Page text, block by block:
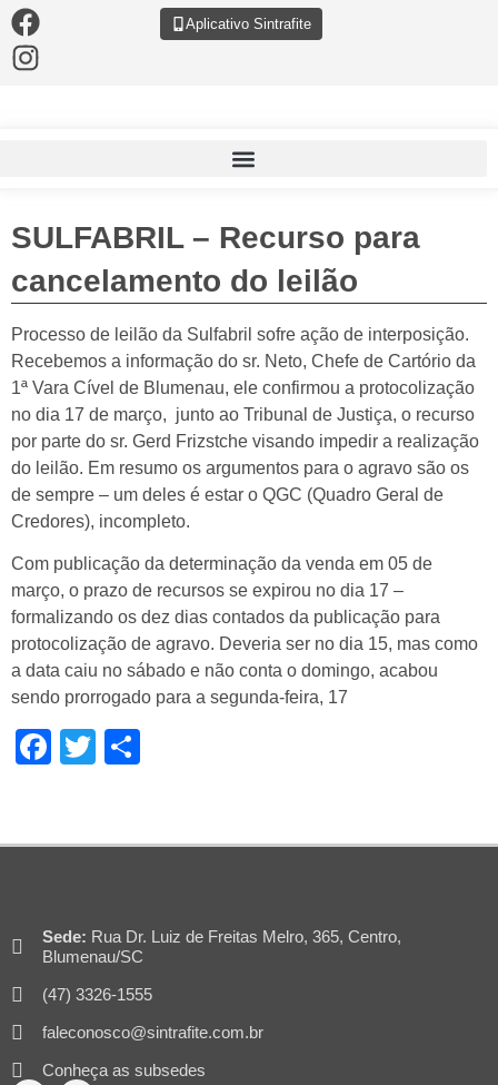
Aplicativo Sintrafite
SULFABRIL – Recurso para
cancelamento do leilão
Processo de leilão da Sulfabril sofre ação de interposição.
Recebemos a informação do sr. Neto, Chefe de Cartório da
1ª Vara Cível de Blumenau, ele confirmou a protocolização
no dia 17 de março, junto ao Tribunal de Justiça, o recurso
por parte do sr. Gerd Frizstche visando impedir a realização
do leilão. Em resumo os argumentos para o agravo são os
de sempre – um deles é estar o QGC (Quadro Geral de
Credores), incompleto.
Com publicação da determinação da venda em 05 de
março, o prazo de recursos se expirou no dia 17 –
formalizando os dez dias contados da publicação para
protocolização de agravo. Deveria ser no dia 15, mas como
a data caiu no sábado e não conta o domingo, acabou
sendo prorrogado para a segunda-feira, 17
Facebook
Twitter
Sede: Rua Dr. Luiz de Freitas Melro, 365, Centro,
Blumenau/SC
(47) 3326-1555
faleconosco@sintrafite.com.br
Conheça as subsedes